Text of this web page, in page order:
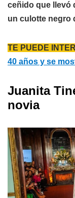
ceñido que llevó
un culotte negro
TE PUEDE
40 años y se
Juanita
novia